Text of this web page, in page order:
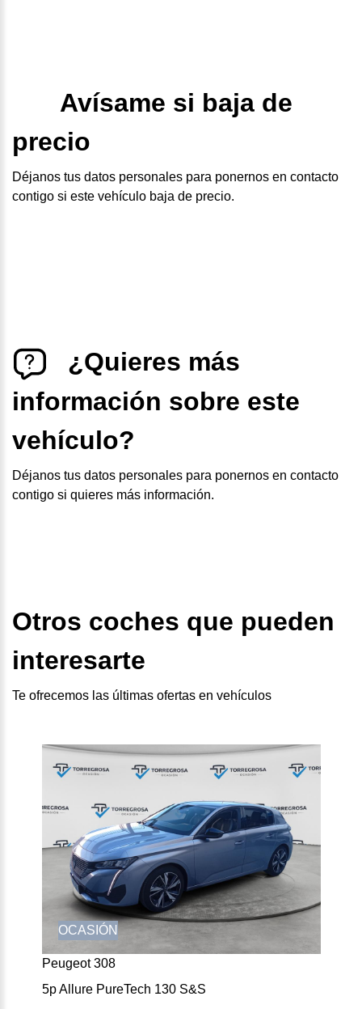
Avísame si baja de
precio
Déjanos tus datos personales para ponernos en contacto
contigo si este vehículo baja de precio.
¿Quieres más
información sobre este
vehículo?
Déjanos tus datos personales para ponernos en contacto
contigo si quieres más información.
Otros coches que pueden
interesarte
Te ofrecemos las últimas ofertas en vehículos
OCASIÓN
Peugeot 308
5p Allure PureTech 130 S&S